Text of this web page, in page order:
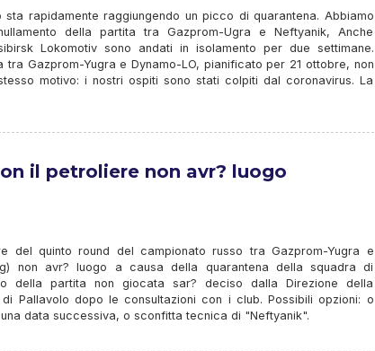
sta rapidamente raggiungendo un picco di quarantena. Abbiamo
della partita tra Gazprom-Ugra e Neftyanik, Anche
Lokomotiv sono andati in isolamento per due settimane.
tra Gazprom-Yugra e Dynamo-LO, pianificato per 21 ottobre, non
motivo: i nostri ospiti sono stati colpiti dal coronavirus. La
il petroliere non avr? luogo
del quinto round del campionato russo tra Gazprom-Yugra e
non avr? luogo a causa della quarantena della squadra di
della partita non giocata sar? deciso dalla Direzione della
di Pallavolo dopo le consultazioni con i club. Possibili opzioni: o
data successiva, o sconfitta tecnica di "Neftyanik".